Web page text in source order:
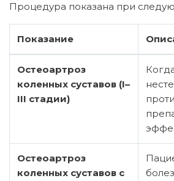
Процедура показана при
Показание
Остеоартроз
коленных суставов (I–
III стадии)
Остеоартроз
коленных суставов с